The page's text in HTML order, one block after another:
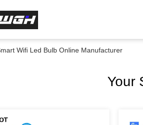
Wifi Led Bulb Online Manufacturer
Your